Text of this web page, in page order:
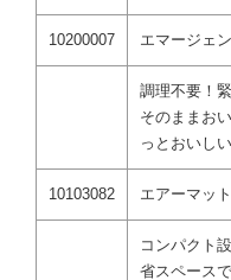
10200007 エマージェ
調理不要！
そのままお
っとおいし
10103082 エアーマッ
コンパクト
省スペース